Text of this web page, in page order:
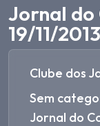
Jornal do
19/11/2013
Clube dos
Sem
Jornal do